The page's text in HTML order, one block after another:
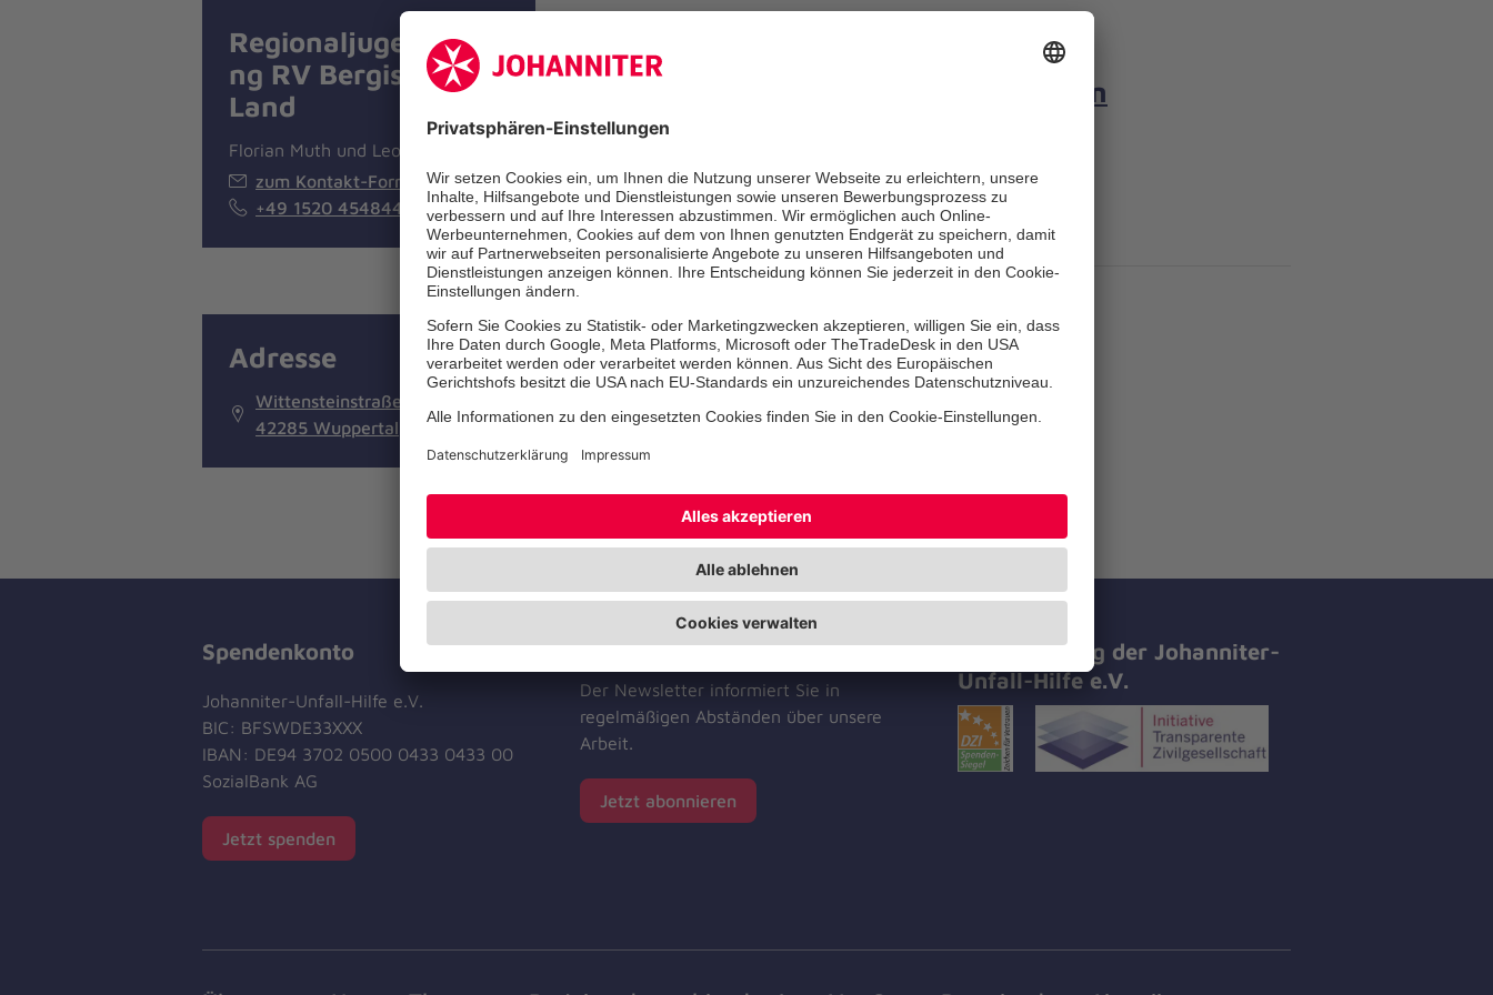
17.04.2023 | Johanniter-Jugend Bergisches Land
Neue Gruppe der Johanniter-Jugend in
Erkrath
Spiel, Spaß und Erste Hilfe für Kinder von 8-12 Jahren
Mehr erfahren
Regionaljugendleitu
ng RV Bergisches
Land
Florian Muth und Leonie Klein
zum Kontakt-Formular
+49 1520 4548443
Adresse
Wittensteinstraße 53
42285 Wuppertal
Spendenkonto
Johanniter-Unfall-Hilfe e.V.
BIC: BFSWDE33XXX
IBAN: DE94 3702 0500 0433 0433 00
SozialBank AG
Jetzt spenden
Jetzt abonnieren
Der Newsletter informiert Sie in
regelmäßigen Abständen über unsere
Arbeit.
Jetzt abonnieren
Zertifizierung der Johanniter-
Unfall-Hilfe e.V.